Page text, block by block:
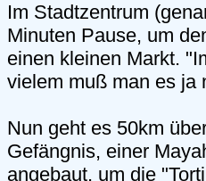
Im Stadtzentrum
Minuten Pause, um
einen kleinen Markt.
vielem muß man es ja
Nun geht es 50km
Gefängnis, einer
angebaut, um die